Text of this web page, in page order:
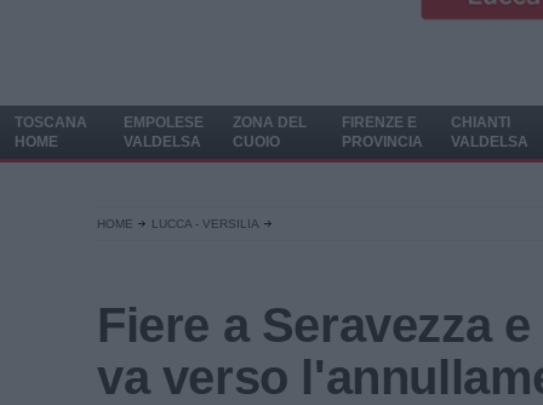
TOSCANA
HOME
EMPOLESE
VALDELSA
ZONA DEL
CUOIO
FIRENZE E
PROVINCIA
CHIANTI
VALDELSA
HOME LUCCA - VERSILIA
Fiere a Seravezza
va verso